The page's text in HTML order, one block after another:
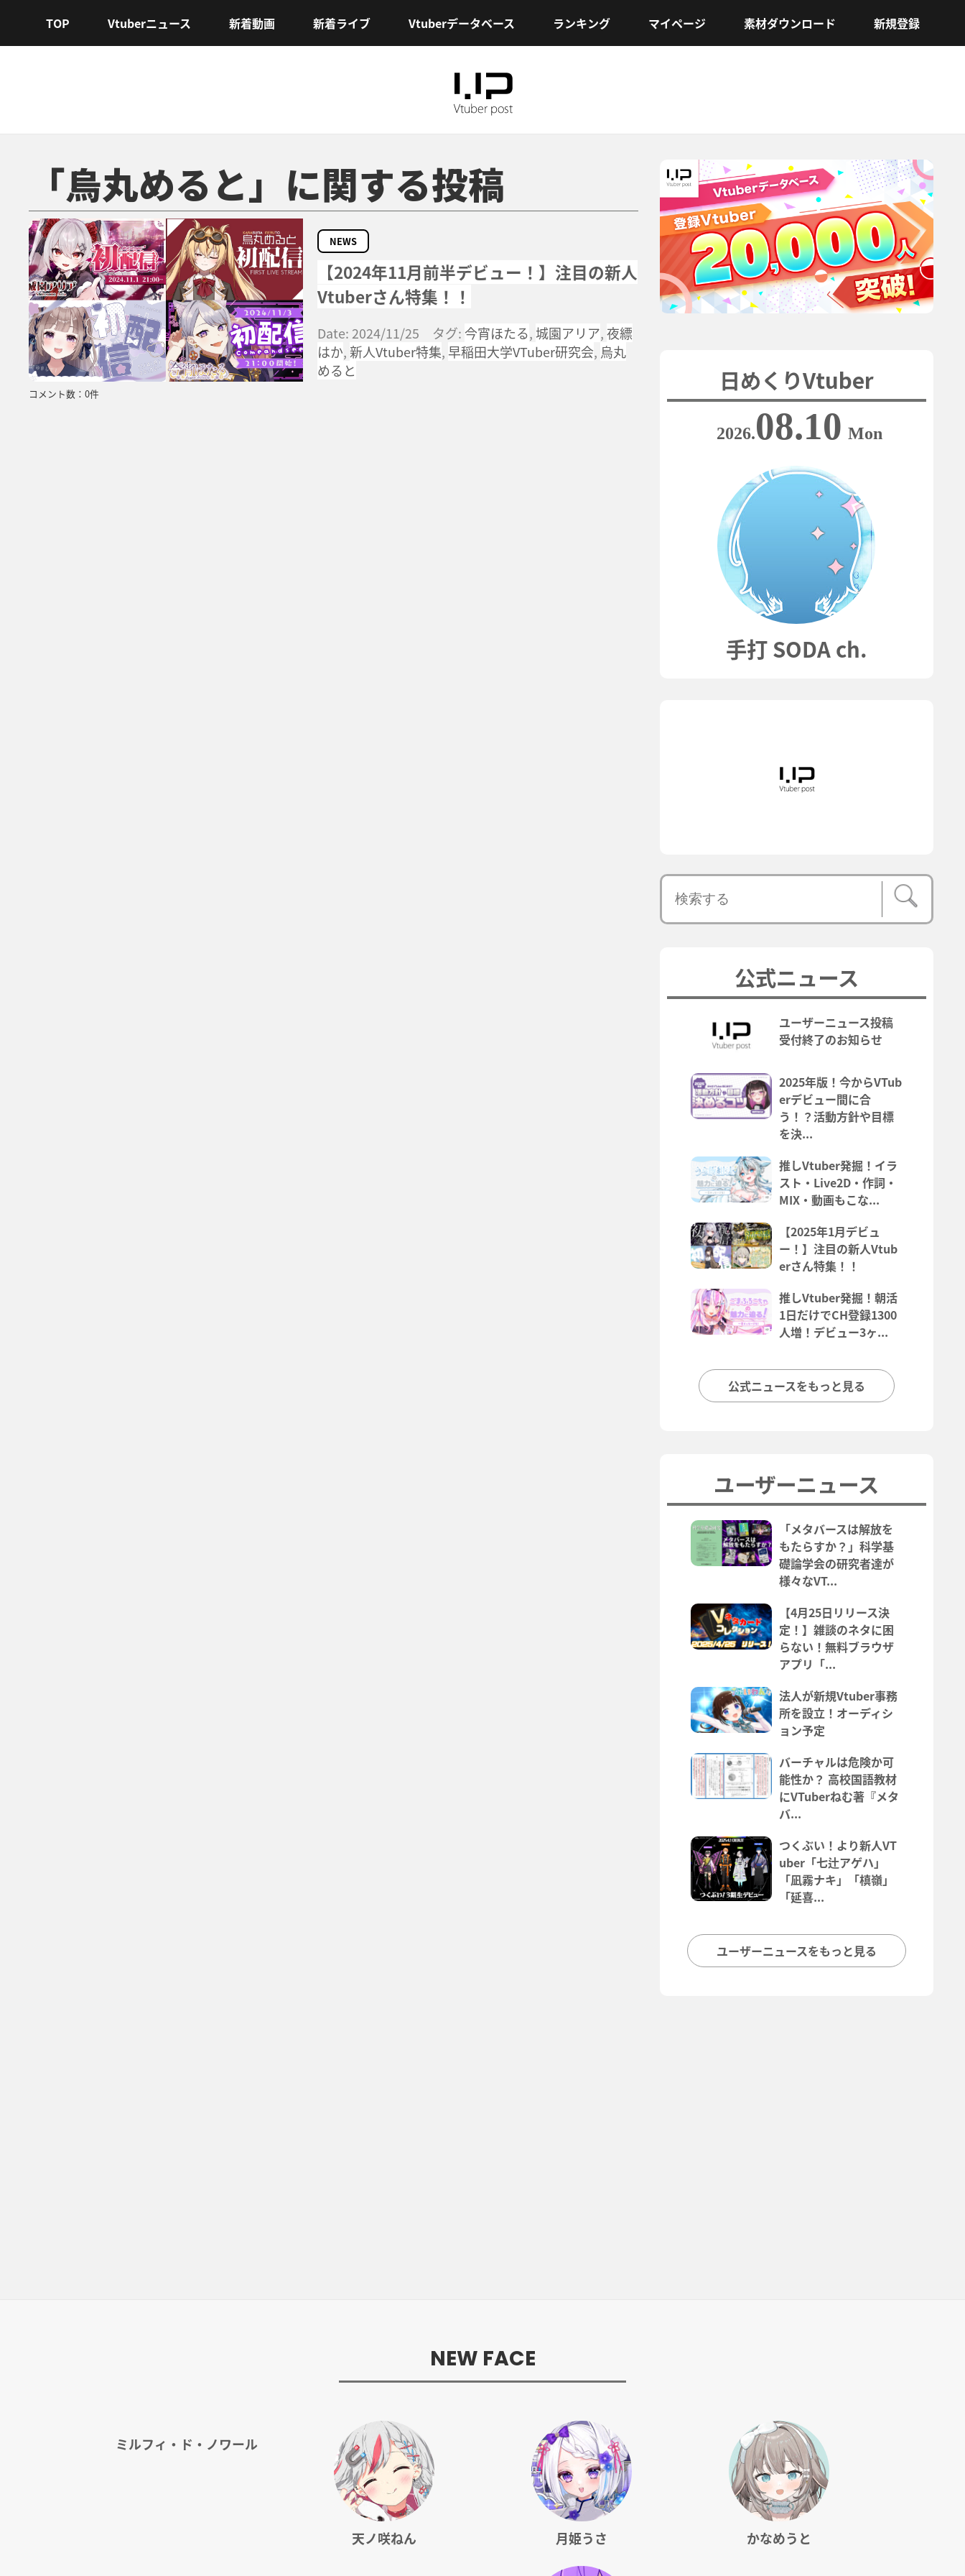
TOP Vtuberニュース 新着動画 新着ライブ Vtuberデータベース ランキング マイページ 素材ダウンロード 新規登録
「烏丸めると」に関する投稿
NEWS
【2024年11月前半デビュー！】注目の新人
Vtuberさん特集！！
Date: 2024/11/25 タグ:今宵ほたる, 城園アリア,夜縹
はか,新人Vtuber特集,早稲田大学VTuber研究会, 烏丸
めると
コメント数：0件 日めくりVtuber
2026.08.10 Mon
手打 SODA ch.
公式ニュース
ユーザーニュース投稿
受付終了のお知らせ
2025年版！今からVTub
erデビュー間に合
う！？活動方針や目標
を決...
推しVtuber発掘！イラ
スト・Live2D・作詞・
MIX・動画もこな...
【2025年1月デビュ
ー！】注目の新人Vtub
erさん特集！！
推しVtuber発掘！朝活
1日だけでCH登録1300
人増！デビュー3ヶ...
公式ニュースをもっと見る
ユーザーニュース
「メタバースは解放を
もたらすか？」科学基
礎論学会の研究者達が
様々なVT...
【4月25日リリース決
定！】雑談のネタに困
らない！無料ブラウザ
アプリ「...
法人が新規Vtuber事務
所を設立！オーディシ
ョン予定
バーチャルは危険か可
能性か？ 高校国語教材
にVTuberねむ著『メタ
バ...
つくぶい！より新人VT
uber「七辻アゲハ」
「凪霧ナキ」「槙嶺」
「延喜...
ユーザーニュースをもっと見る
NEW FACE
ミルフィ・ド・ノワール
天ノ咲ねん 月姫うさ かなめうと